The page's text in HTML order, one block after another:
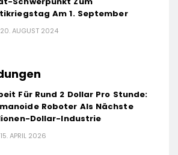
Am 1. September
20. AUGUST 2024
Für Rund 2 Dollar Pro Stunde:
Roboter Als Nächste
Dollar-Industrie
15. APRIL 2026